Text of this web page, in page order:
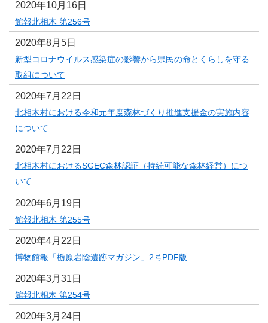
2020年10月16日
館報北相木 第256号
2020年8月5日
新型コロナウイルス感染症の影響から県民の命とくらしを守る
取組について
2020年7月22日
北相木村における令和元年度森林づくり推進支援金の実施内容
について
2020年7月22日
北相木村におけるSGEC森林認証（持続可能な森林経営）につ
いて
2020年6月19日
館報北相木 第255号
2020年4月22日
博物館報「栃原岩陰遺跡マガジン」2号PDF版
2020年3月31日
館報北相木 第254号
2020年3月24日